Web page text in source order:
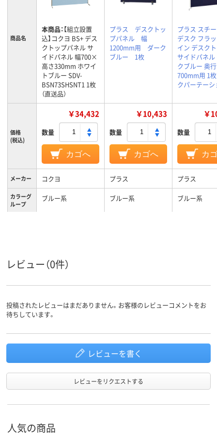
商品名
本商品：【組立設置
込】コクヨ BS+ デス
クトップパネル サ
イドパネル 幅700×
高さ330mm ホワイ
トブルー SDV-
BSN73SHSNT1 1枚
（直送品）
プラス デスクトッ
プパネル 幅
1200mm用 ダーク
ブルー 1枚
プラス スチ
デスク フラ
イン デスク
サイドパネル
クブルー 奥行
700mm用 1
クパーテーシ
価格
(税込)
￥34,432
数量
カゴへ
￥10,433
数量
カゴへ
￥
数量
カ
メーカー コクヨ プラス プラス
カラーグ
ループ
ブルー系 ブルー系 ブルー系
レビュー（0件）
投稿されたレビューはまだありません。お客様のレビューコメントをお
待ちしています。
レビューを書く
レビューをリクエストする
人気の商品